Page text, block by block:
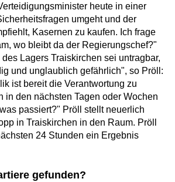
heute in einer
umgeht und der
Kasernen zu kaufen. Ich frage
wo bleibt da der Regierungschef?"
Lagers Traiskirchen sei untragbar,
und unglaublich gefährlich", so Pröll:
ist bereit die Verantwortung zu
in den nächsten Tagen oder Wochen
passiert?" Pröll stellt neuerlich
in Traiskirchen in den Raum. Pröll
24 Stunden ein Ergebnis
gefunden?